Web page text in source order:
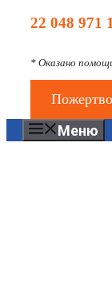
22 048 971
* Оказано
Меню